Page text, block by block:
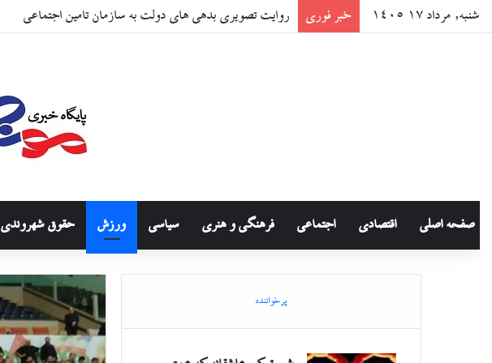
شنبه, مرداد ۱۷ ۱۴۰۵ خبر فوری روایت تصویری بدهی های دولت به سازمان تامین اجتماعی
صفحه اصلی اقتصادی اجتماعی فرهنگی و هنری سیاسی ورزش حقوق شهروندی
پرخواننده